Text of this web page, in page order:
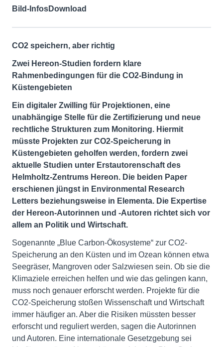
Bild-InfosDownload
CO2 speichern, aber richtig
Zwei Hereon-Studien fordern klare
Rahmenbedingungen für die CO2-Bindung in
Küstengebieten
Ein digitaler Zwilling für Projektionen, eine
unabhängige Stelle für die Zertifizierung und neue
rechtliche Strukturen zum Monitoring. Hiermit
müsste Projekten zur CO2-Speicherung in
Küstengebieten geholfen werden, fordern zwei
aktuelle Studien unter Erstautorenschaft des
Helmholtz-Zentrums Hereon. Die beiden Paper
erschienen jüngst in Environmental Research
Letters beziehungsweise in Elementa. Die Expertise
der Hereon-Autorinnen und -Autoren richtet sich vor
allem an Politik und Wirtschaft.
Sogenannte „Blue Carbon-Ökosysteme“ zur CO2-
Speicherung an den Küsten und im Ozean können etwa
Seegräser, Mangroven oder Salzwiesen sein. Ob sie die
Klimaziele erreichen helfen und wie das gelingen kann,
muss noch genauer erforscht werden. Projekte für die
CO2-Speicherung stoßen Wissenschaft und Wirtschaft
immer häufiger an. Aber die Risiken müssten besser
erforscht und reguliert werden, sagen die Autorinnen
und Autoren. Eine internationale Gesetzgebung sei